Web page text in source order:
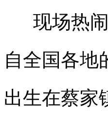
现场热闹
自全国各地
出生在蔡家